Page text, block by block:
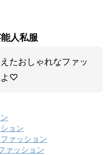
人私服
たおしゃれなファッ
よ♡
ョン
ァッション
ァッション